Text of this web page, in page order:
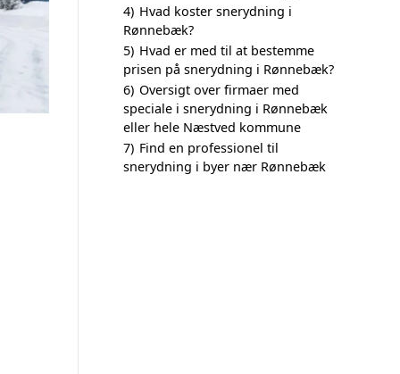
4) Hvad koster snerydning i
Rønnebæk?
5) Hvad er med til at bestemme
prisen på snerydning i Rønnebæk?
6) Oversigt over firmaer med
speciale i snerydning i Rønnebæk
eller hele Næstved kommune
7) Find en professionel til
snerydning i byer nær Rønnebæk